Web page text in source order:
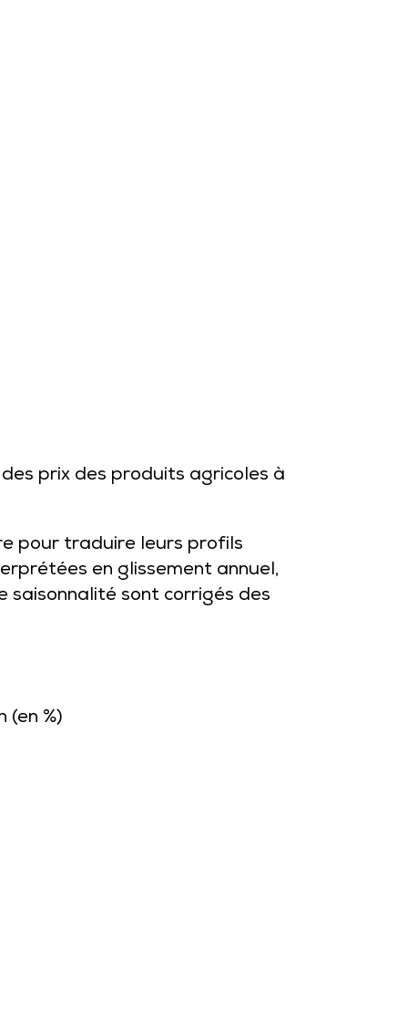
prix des produits agricoles à
pour traduire leurs profils
en glissement annuel,
saisonnalité sont corrigés des
(en %)